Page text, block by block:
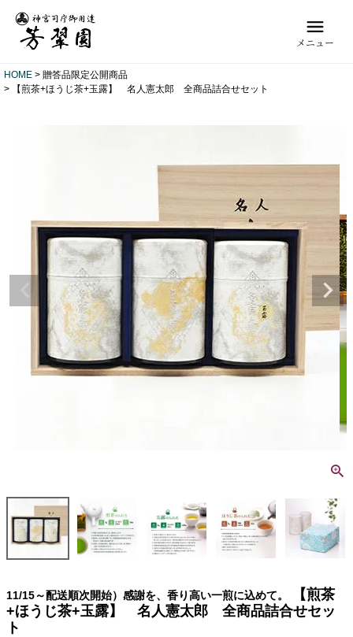
メニュー
HOME
贈答品限定公開商品
【煎茶+ほうじ茶+玉露】 名人憲太郎 全商品詰合せセット
11/15～配送順次開始）感謝を、香り高い一煎に込めて。
【煎茶
+ほうじ茶+玉露】 名人憲太郎 全商品詰合せセッ
ト